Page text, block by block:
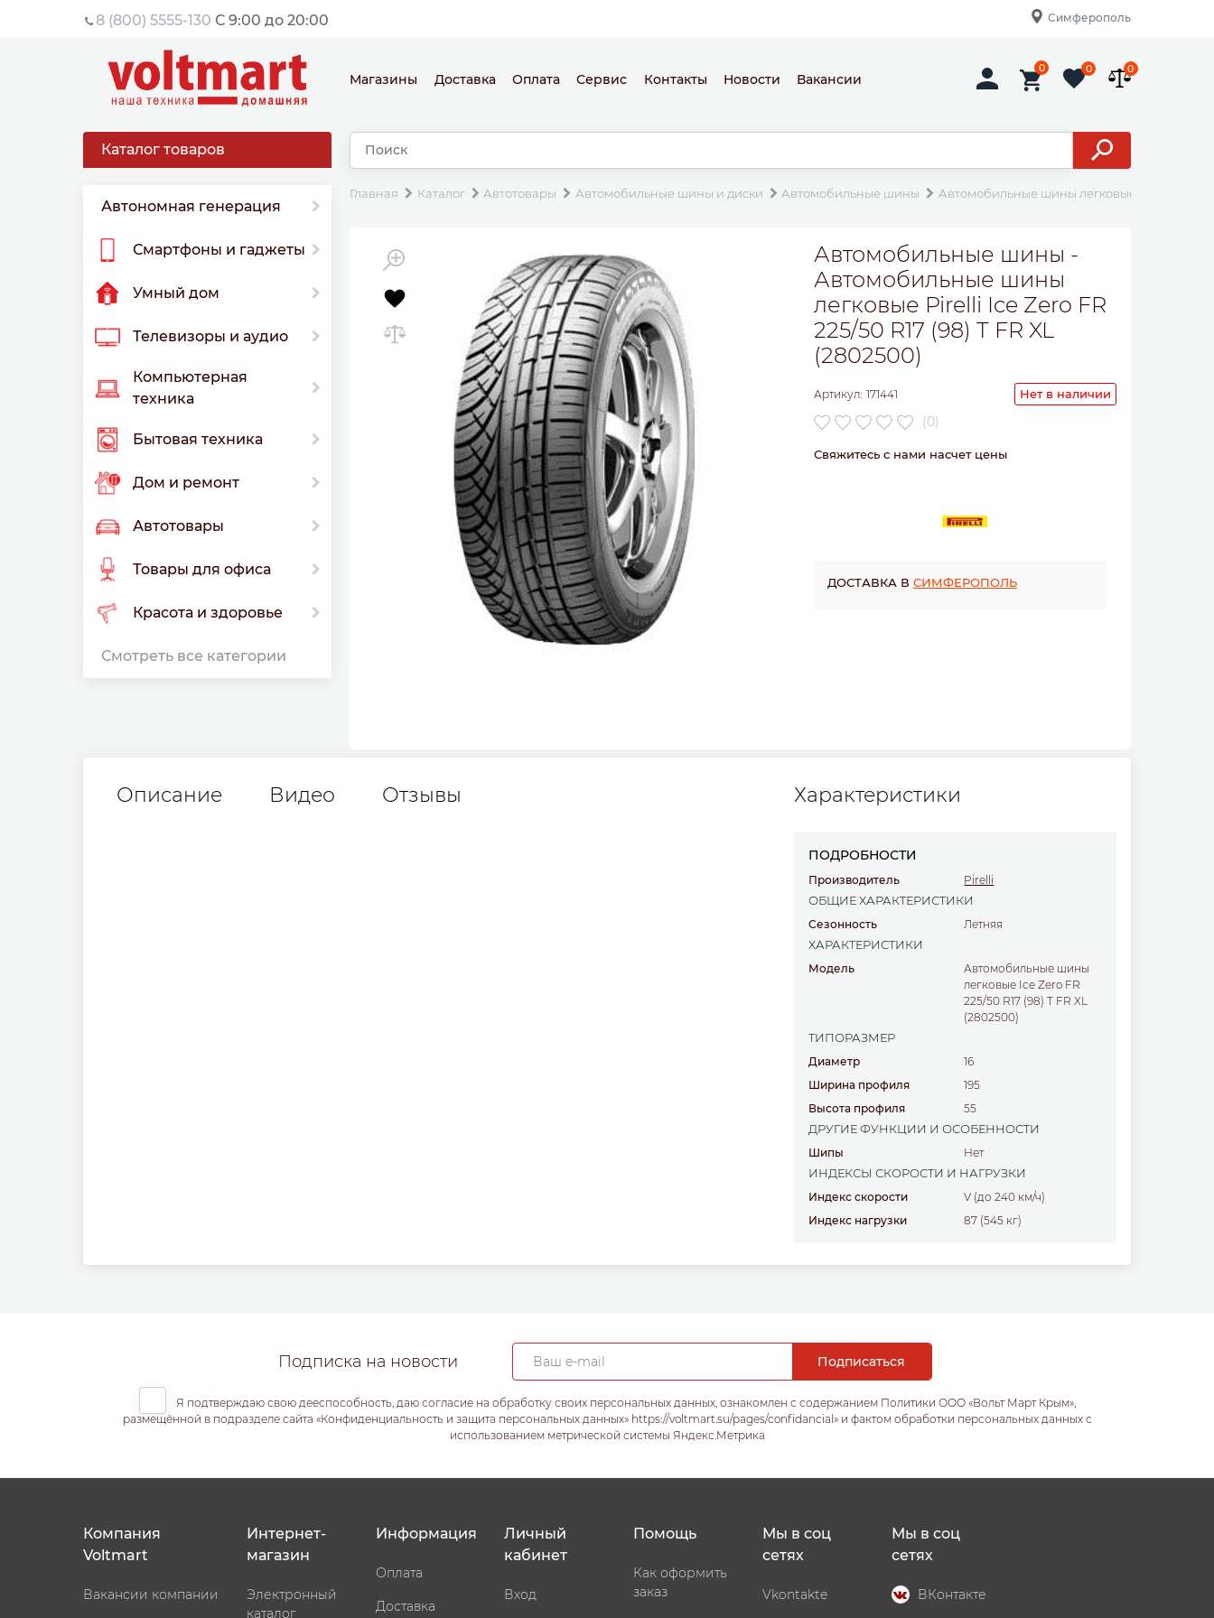
8 (800) 5555-130 С 9:00 до 20:00 Симферополь
Магазины Доставка Оплата Сервис Контакты Новости Вакансии
0 0 0
Каталог товаров
Автономная генерация
Смартфоны и гаджеты
Умный дом
Телевизоры и аудио
Компьютерная
техника
Бытовая техника
Дом и ремонт
Автотовары
Товары для офиса
Красота и здоровье
Смотреть все категории
Главная Каталог Автотовары Автомобильные шины и диски Автомобильные шины Автомобильные шины легковые Pirelli Ice Zero
Автомобильные шины -
Автомобильные шины
легковые Pirelli Ice Zero FR
225/50 R17 (98) T FR XL
(2802500)
Артикул: 171441 Нет в наличии
(0)
Свяжитесь с нами насчет цены
ДОСТАВКА В СИМФЕРОПОЛЬ
Описание Видео Отзывы Характеристики
ПОДРОБНОСТИ
Производитель Pirelli
ОБЩИЕ ХАРАКТЕРИСТИКИ
Сезонность Летняя
ХАРАКТЕРИСТИКИ
Модель
Автомобильные шины
легковые Ice Zero FR
225/50 R17 (98) T FR XL
(2802500)
ТИПОРАЗМЕР
Диаметр
16
Ширина профиля
195
Высота профиля
55
ДРУГИЕ ФУНКЦИИ И ОСОБЕННОСТИ
Шипы Нет
ИНДЕКСЫ СКОРОСТИ И НАГРУЗКИ
Индекс скорости
V (до 240 км/ч)
Индекс нагрузки
87 (545 кг)
Подписка на новости
Я подтверждаю свою дееспособность, даю согласие на обработку своих персональных данных, ознакомлен с содержанием Политики ООО «Вольт Март Крым»,
размещённой в подразделе сайта «Конфиденциальность и защита персональных данных» https://voltmart.su/pages/confidancial» и фактом обработки персональных данных с
использованием метрической системы Яндекс.Метрика
Компания
Voltmart
Вакансии компании
Интернет-
магазин
Электронный
каталог
Информация
Оплата
Доставка
Личный
кабинет
Вход
Помощь
Как оформить
заказ
Мы в соц
сетях
Vkontakte
Мы в соц
сетях
ВКонтакте